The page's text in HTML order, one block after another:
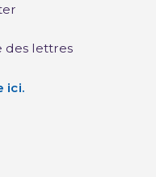
des lettres
ici.